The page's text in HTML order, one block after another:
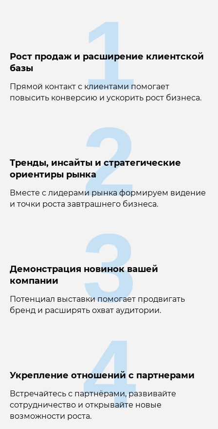
Рост продаж и расширение клиентской
базы
Прямой контакт с клиентами помогает
повысить конверсию и ускорить рост бизнеса.
1
Тренды, инсайты и стратегические
ориентиры рынка
Вместе с лидерами рынка формируем видение
и точки роста завтрашнего бизнеса.
2
Демонстрация новинок вашей
компании
Потенциал выставки помогает продвигать
бренд и расширять охват аудитории.
3
Укрепление отношений с партнерами
Встречайтесь с партнёрами, развивайте
сотрудничество и открывайте новые
возможности роста.4